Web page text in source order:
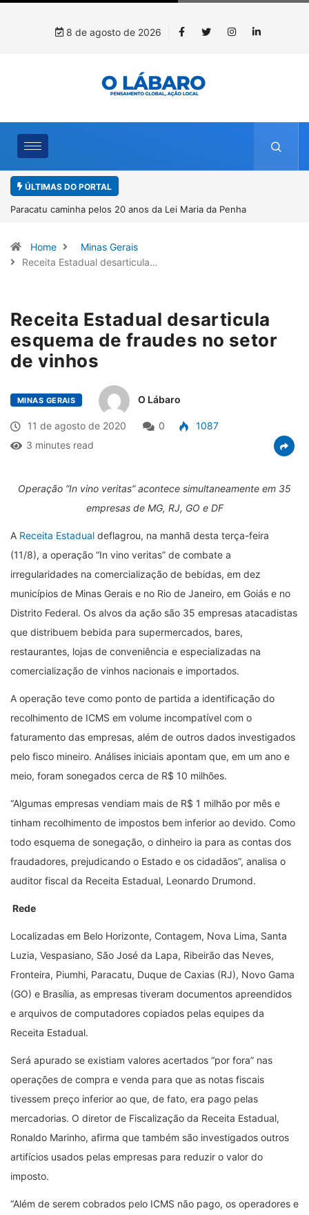
8 de agosto de 2026
ÚLTIMAS DO PORTAL
Projeto CUTUCAR abre nova edição e semeia o futuro
Home
Minas Gerais
Receita Estadual desarticula…
Receita Estadual desarticula
esquema de fraudes no setor
de vinhos
MINAS GERAIS O Lábaro
11 de agosto de 2020 0
1087
3 minutes read
Operação “In vino veritas” acontece simultaneamente em 35
empresas de MG, RJ, GO e DF
A Receita Estadual deflagrou, na manhã desta terça-feira
(11/8), a operação “In vino veritas” de combate a
irregularidades na comercialização de bebidas, em dez
municípios de Minas Gerais e no Rio de Janeiro, em Goiás e no
Distrito Federal. Os alvos da ação são 35 empresas atacadistas
que distribuem bebida para supermercados, bares,
restaurantes, lojas de conveniência e especializadas na
comercialização de vinhos nacionais e importados.
A operação teve como ponto de partida a identificação do
recolhimento de ICMS em volume incompatível com o
faturamento das empresas, além de outros dados investigados
pelo fisco mineiro. Análises iniciais apontam que, em um ano e
meio, foram sonegados cerca de R$ 10 milhões.
“Algumas empresas vendiam mais de R$ 1 milhão por mês e
tinham recolhimento de impostos bem inferior ao devido. Como
todo esquema de sonegação, o dinheiro ia para as contas dos
fraudadores, prejudicando o Estado e os cidadãos”, analisa o
auditor fiscal da Receita Estadual, Leonardo Drumond.
Rede
Localizadas em Belo Horizonte, Contagem, Nova Lima, Santa
Luzia, Vespasiano, São José da Lapa, Ribeirão das Neves,
Fronteira, Piumhi, Paracatu, Duque de Caxias (RJ), Novo Gama
(GO) e Brasília, as empresas tiveram documentos apreendidos
e arquivos de computadores copiados pelas equipes da
Receita Estadual.
Será apurado se existiam valores acertados “por fora” nas
operações de compra e venda para que as notas fiscais
tivessem preço inferior ao que, de fato, era pago pelas
mercadorias. O diretor de Fiscalização da Receita Estadual,
Ronaldo Marinho, afirma que também são investigados outros
artifícios usados pelas empresas para reduzir o valor do
imposto.
“Além de serem cobrados pelo ICMS não pago, os operadores e